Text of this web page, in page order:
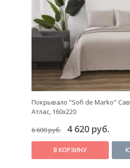
Покрывало "Sofi de Marko"
Атлас, 160х220
6 600 руб. 4 620 руб.
В КОРЗИНУ